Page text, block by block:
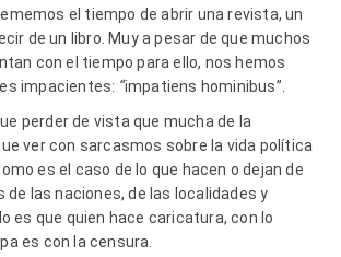
el tiempo de abrir una revista, un
de un libro. Muy a pesar de que muchos
con el tiempo para ello, nos hemos
impacientes: “impatiens hominibus”
perder de vista que mucha de la
ver con sarcasmos sobre la vida política
es el caso de lo que hacen o dejan de
de las naciones, de las localidades y
es que quien hace caricatura, con lo
es con la censura.